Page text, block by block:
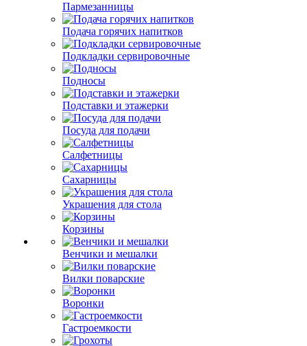
Пармезанницы
Подача горячих напитков
Подкладки сервировочные
Подносы
Подставки и этажерки
Посуда для подачи
Салфетницы
Сахарницы
Украшения для стола
Корзины
Венчики и мешалки
Вилки поварские
Воронки
Гастроемкости